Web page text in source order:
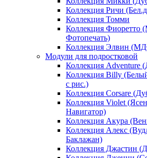
Коллекция Ричи
Коллекция Томми
Коллекция Фиоретто
Фотопечать)
Коллекция Элвин
Модули для подростковой
Коллекция Adventure
Коллекция Billy
с рис.)
Коллекция Corsare
Коллекция Violet
Навигатор)
Коллекция Акура
Коллекция Алекс
Баклажан)
Коллекция Джастин